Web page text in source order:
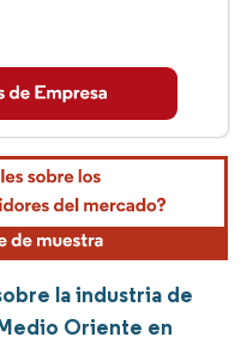
la industria de
Oriente en